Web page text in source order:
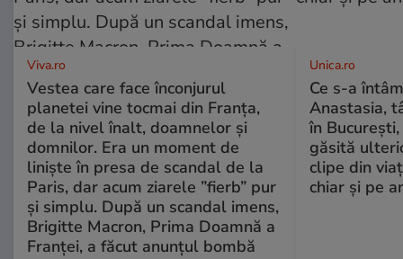
Viva.ro
Vestea care face înconjurul
planetei vine tocmai din Franța,
de la nivel înalt, doamnelor și
domnilor. Era un moment de
liniște în presa de scandal de la
Paris, dar acum ziarele ”fierb” pur
și simplu. După un scandal imens,
Brigitte Macron, Prima Doamnă a
Franței, a făcut anunțul bombă
Unica.ro
Ce s-a
Anastasia,
în
găsită
clipe din
chiar și pe